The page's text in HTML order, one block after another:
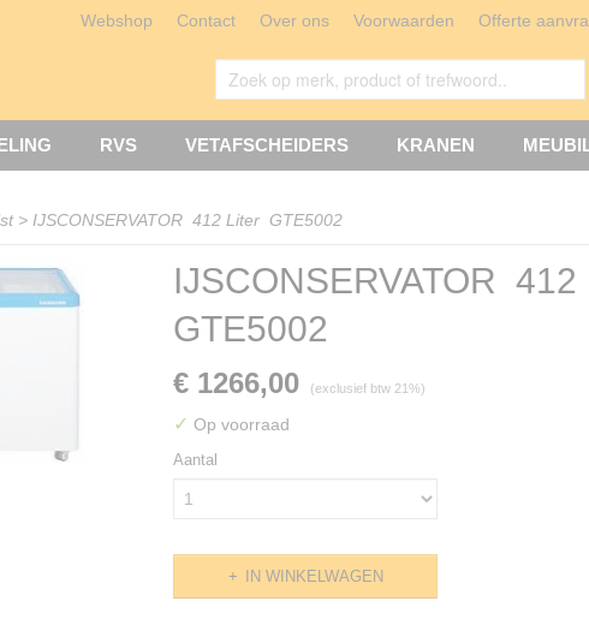
Webshop Contact Over ons Voorwaarden Offerte
RVS VETAFSCHEIDERS KRANEN
> IJSCONSERVATOR 412 Liter GTE5002
IJSCONSERVATOR 412
GTE5002
€ 1266,00 (exclusief btw 21%)
✓ Op voorraad
Aantal
IN WINKELWAGEN